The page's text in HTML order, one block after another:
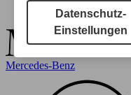
Mercedes-Benz
Datenschutz-
Einstellungen